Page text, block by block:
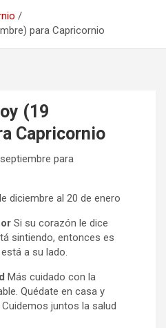
para Capricornio
(19
Capricornio
para
diciembre al 20 de enero
Si su corazón le dice
sintiendo, entonces es
a su lado.
Más cuidado con la
Quédate en casa y
juntos la salud